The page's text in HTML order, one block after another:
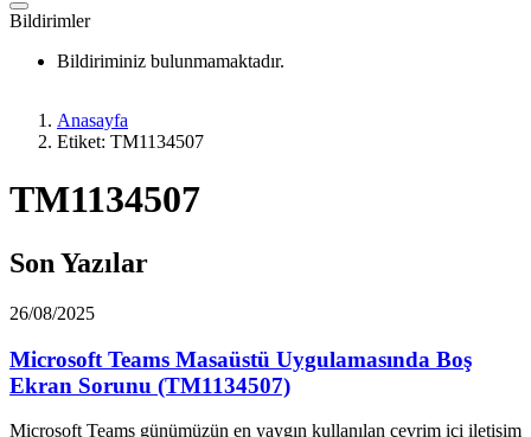
Bildirimler
Bildiriminiz bulunmamaktadır.
Anasayfa
Etiket: TM1134507
TM1134507
Son Yazılar
26/08/2025
Microsoft Teams Masaüstü Uygulamasında Boş
Ekran Sorunu (TM1134507)
Microsoft Teams günümüzün en yaygın kullanılan çevrim içi iletişim